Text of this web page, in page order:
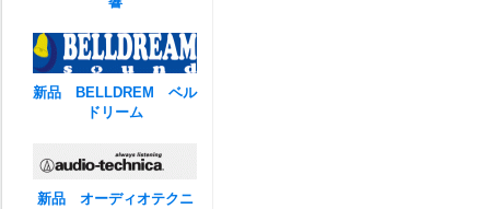
新品 BELLDREM ベル
ドリーム
新品 オーディオテクニ